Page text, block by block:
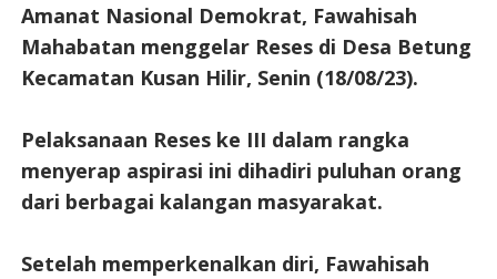
Amanat Nasional Demokrat, Fawahisah
Mahabatan menggelar Reses di Desa Betung
Kecamatan Kusan Hilir, Senin (18/08/23).
Pelaksanaan Reses ke III dalam rangka
menyerap aspirasi ini dihadiri puluhan orang
dari berbagai kalangan masyarakat.
Setelah memperkenalkan diri, Fawahisah